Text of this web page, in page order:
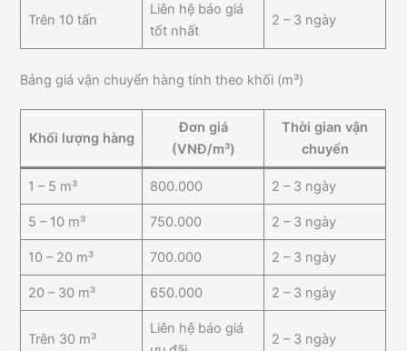
Trên 10 tấn
Liên hệ báo giá
tốt nhất
2 – 3 ngày
Bảng giá vận chuyển hàng tính theo khối (m³)
Khối lượng hàng
Đơn giá
(VNĐ/m³)
Thời gian vận
chuyển
1 – 5 m³ 800.000 2 – 3 ngày
5 – 10 m³ 750.000 2 – 3 ngày
10 – 20 m³ 700.000 2 – 3 ngày
20 – 30 m³ 650.000 2 – 3 ngày
Trên 30 m³
Liên hệ báo giá
2 – 3 ngày